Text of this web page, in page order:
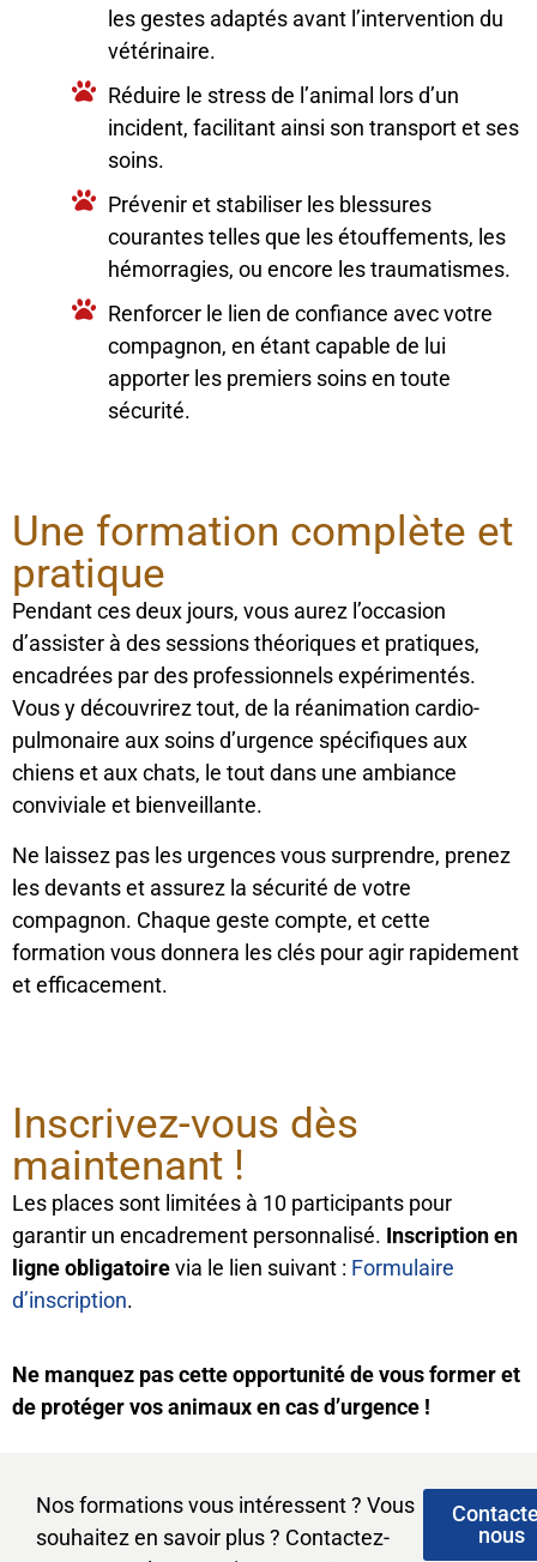
les gestes adaptés avant l’intervention du
vétérinaire.
Réduire le stress de l’animal lors d’un
incident, facilitant ainsi son transport et ses
soins.
Prévenir et stabiliser les blessures
courantes telles que les étouffements, les
hémorragies, ou encore les traumatismes.
Renforcer le lien de confiance avec votre
compagnon, en étant capable de lui
apporter les premiers soins en toute
sécurité.
Une formation complète et
pratique
Pendant ces deux jours, vous aurez l’occasion
d’assister à des sessions théoriques et pratiques,
encadrées par des professionnels expérimentés.
Vous y découvrirez tout, de la réanimation cardio-
pulmonaire aux soins d’urgence spécifiques aux
chiens et aux chats, le tout dans une ambiance
conviviale et bienveillante.
Ne laissez pas les urgences vous surprendre, prenez
les devants et assurez la sécurité de votre
compagnon. Chaque geste compte, et cette
formation vous donnera les clés pour agir rapidement
et efficacement.
Inscrivez-vous dès
maintenant !
Les places sont limitées à 10 participants pour
garantir un encadrement personnalisé. Inscription en
ligne obligatoirevia le lien suivant : Formulaire
d’inscription.
Ne manquez pas cette opportunité de vous former et
de protéger vos animaux en cas d’urgence !
Nos formations vous intéressent ? Vous
souhaitez en savoir plus ? Contactez-
nous